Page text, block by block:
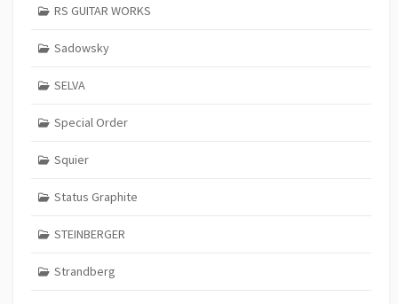
RS GUITAR WORKS
Sadowsky
SELVA
Special Order
Squier
Status Graphite
STEINBERGER
Strandberg